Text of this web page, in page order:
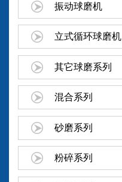
振动球磨机
立式循环球磨机
其它球磨系列
混合系列
砂磨系列
粉碎系列